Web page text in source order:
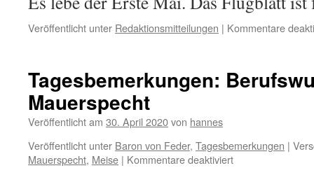
Veröffentlicht unter Redaktionsmitteilungen | Kommentare
Tagesbemerkungen:
Mauerspecht
Veröffentlicht am 30. April 2020von hannes
Veröffentlicht unter Baron von Feder, Tagesbemerkungen |
Mauerspecht, Meise | Kommentare deaktiviertfür